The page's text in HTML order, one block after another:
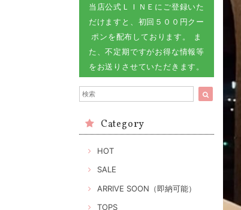
当店公式ＬＩＮＥにご登録いた
だけますと、初回５００円クー
ポンを配布しております。 ま
た、不定期ですがお得な情報等
をお送りさせていただきます。
Category
HOT
SALE
ARRIVE SOON（即納可能）
TOPS